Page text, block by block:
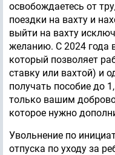
освобождаетесь от
поездки на вахту и
выйти на вахту
желанию. С 2024 года
который позволяет
ставку или вахтой) и
получать пособие до
только вашим
которое нужно
Увольнение по
отпуска по уходу за